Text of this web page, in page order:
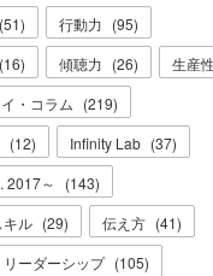
(51) 行動力 (95)
(16) 傾聴力 (26) 生産
・コラム (219)
(12) Infinity Lab (37)
2017～
(143)
キル (29) 伝え方 (41)
ーダーシップ (105)